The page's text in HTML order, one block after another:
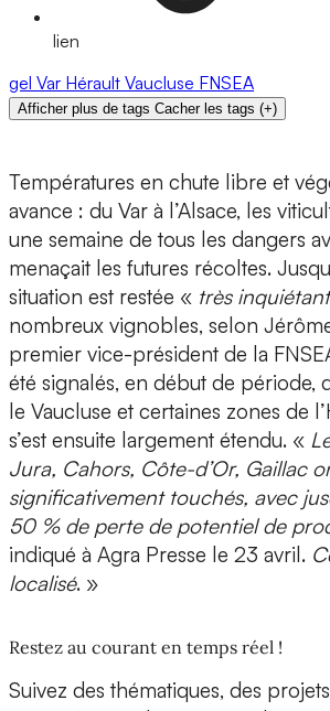
lien
gel Var Hérault Vaucluse FNSEA
Afficher plus de tags Cacher les tags (+)
Températures en chute libre et
avance : du Var à l’Alsace, les
une semaine de tous les dangers
menaçait les futures récoltes.
situation est restée « très
nombreux vignobles, selon
premier vice-président de la
été signalés, en début de période,
le Vaucluse et certaines zones de
s’est ensuite largement étendu. «
Jura, Cahors, Côte-d’Or, Gaillac
significativement touchés, avec
50 % de perte de potentiel de
indiqué à Agra Presse le 23 avril.
localisé. »
Restez au courant en temps réel !
Suivez des thématiques, des